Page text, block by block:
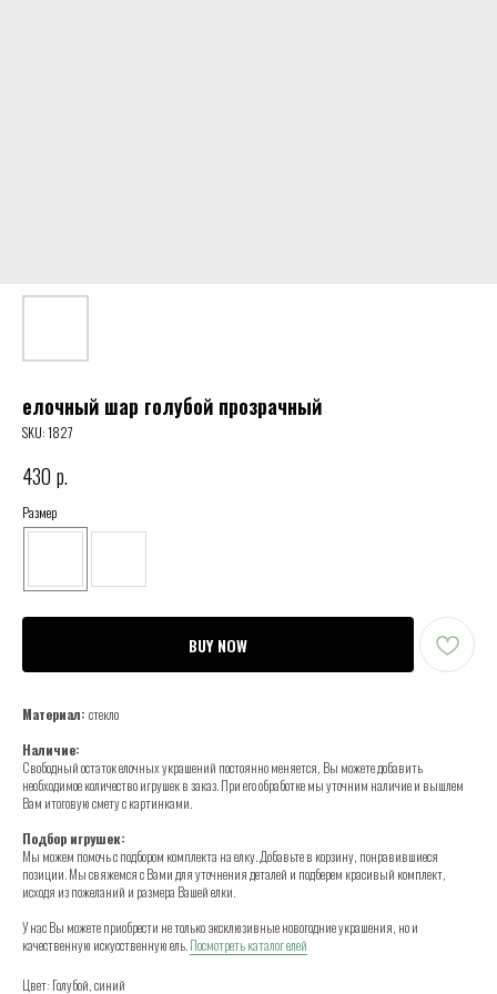
елочный шар голубой прозрачный
SKU:1827
430 р.
Размер
BUY NOW
Материал: стекло
Наличие:
Свободный остаток елочных украшений постоянно меняется, Вы можете добавить
необходимое количество игрушек в заказ. При его обработке мы уточним наличие и вышлем
Вам итоговую смету с картинками.
Подбор игрушек:
Мы можем помочь с подбором комплекта на елку. Добавьте в корзину, понравившиеся
позиции. Мы свяжемся с Вами для уточнения деталей и подберем красивый комплект,
исходя из пожеланий и размера Вашей елки.
У нас Вы можете приобрести не только эксклюзивные новогодние украшения, но и
качественную искусственную ель.Посмотреть каталог елей
Цвет: Голубой, синий